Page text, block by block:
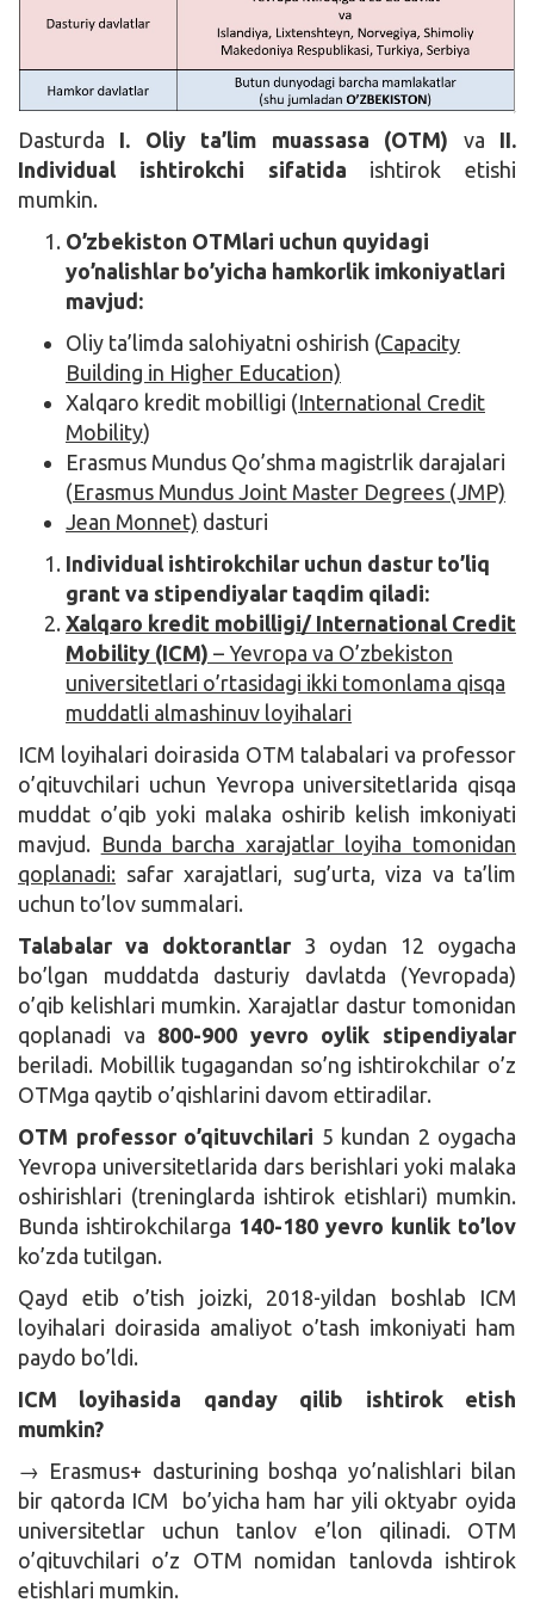
Dasturda I. Oliy ta’lim muassasa (OTM) va II.
Individual ishtirokchi sifatida ishtirok etishi
mumkin.
O’zbekiston OTMlari uchun quyidagi
yo’nalishlar bo’yicha hamkorlik imkoniyatlari
mavjud:
Oliy ta’limda salohiyatni oshirish (Capacity
Building in Higher Education)
Xalqaro kredit mobilligi (International Credit
Mobility)
Erasmus Mundus Qo’shma magistrlik darajalari
(Erasmus Mundus Joint Master Degrees (JMP)
Jean Monnet) dasturi
Individual ishtirokchilar uchun dastur to’liq
grant va stipendiyalar taqdim qiladi:
Xalqaro kredit mobilligi/ International Credit
Mobility (ICM) – Yevropa va O’zbekiston
universitetlari o’rtasidagi ikki tomonlama qisqa
muddatli almashinuv loyihalari
ICM loyihalari doirasida OTM talabalari va professor
o’qituvchilari uchun Yevropa universitetlarida qisqa
muddat o’qib yoki malaka oshirib kelish imkoniyati
mavjud. Bunda barcha xarajatlar loyiha tomonidan
qoplanadi: safar xarajatlari, sug’urta, viza va ta’lim
uchun to’lov summalari.
Talabalar va doktorantlar 3 oydan 12 oygacha
bo’lgan muddatda dasturiy davlatda (Yevropada)
o’qib kelishlari mumkin. Xarajatlar dastur tomonidan
qoplanadi va 800-900 yevro oylik stipendiyalar
beriladi. Mobillik tugagandan so’ng ishtirokchilar o’z
OTMga qaytib o’qishlarini davom ettiradilar.
OTM professor o’qituvchilari 5 kundan 2 oygacha
Yevropa universitetlarida dars berishlari yoki malaka
oshirishlari (treninglarda ishtirok etishlari) mumkin.
Bunda ishtirokchilarga 140-180 yevro kunlik to’lov
ko’zda tutilgan.
Qayd etib o’tish joizki, 2018-yildan boshlab ICM
loyihalari doirasida amaliyot o’tash imkoniyati ham
paydo bo’ldi.
ICM loyihasida qanday qilib ishtirok etish
mumkin?
→ Erasmus+ dasturining boshqa yo’nalishlari bilan
bir qatorda ICM bo’yicha ham har yili oktyabr oyida
universitetlar uchun tanlov e’lon qilinadi. OTM
o’qituvchilari o’z OTM nomidan tanlovda ishtirok
etishlari mumkin.